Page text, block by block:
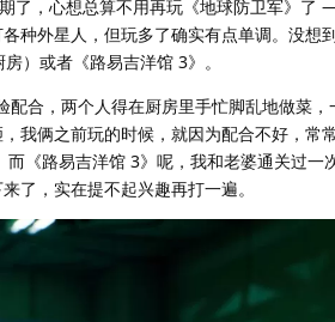
了，心想总算不用再玩《地球防卫军》
种外星人，但玩多了确实有点单调。没想
）或者《路易吉洋馆 3》。
配合，两个人得在厨房里手忙脚乱地做菜，
我俩之前玩的时候，就因为配合不好，常
《路易吉洋馆 3》呢，我和老婆通关过一
了，实在提不起兴趣再打一遍。